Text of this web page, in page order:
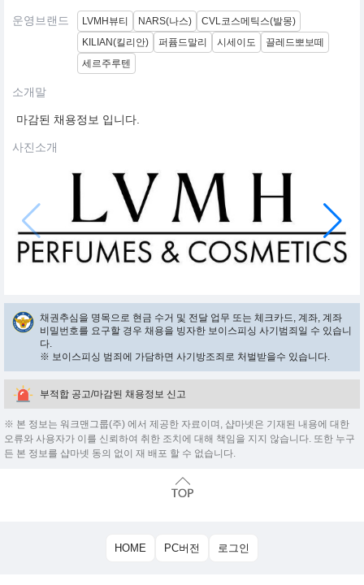
운영브랜드 LVMH뷰티 NARS(나스)
CVL코스메틱스(발몽)
KILIAN(킬리안)
퍼퓸드말리 시세이도
끌레드뽀보떼
세르주루텐
소개말
마감된 채용정보 입니다.
사진소개
채권추심을 명목으로 현금 수거 및 전달 업무 또는 체크카드, 계좌, 계좌
비밀번호를 요구할 경우 채용을 빙자한 보이스피싱 사기범죄일 수 있습니
다.
※ 보이스피싱 범죄에 가담하면 사기방조죄로 처벌받을수 있습니다.
부적합 공고/마감된 채용정보 신고
※ 본 정보는 워크맨그룹(주) 에서 제공한 자료이며, 샵마넷은 기재된 내용에 대한
오류와 사용자가 이를 신뢰하여 취한 조치에 대해 책임을 지지 않습니다. 또한 누구
든 본 정보를 샵마넷 동의 없이 재 배포 할 수 없습니다.
HOME PC버전 로그인